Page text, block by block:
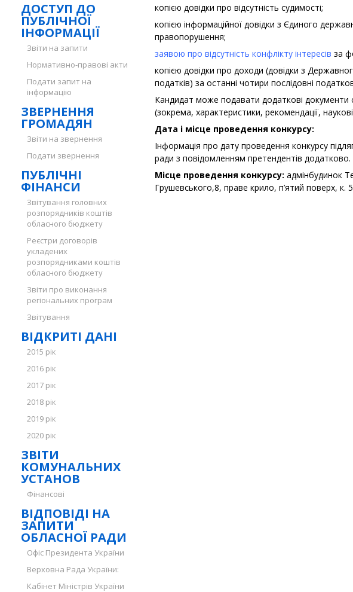
ДОСТУП ДО
ПУБЛІЧНОЇ
ІНФОРМАЦІЇ
Звіти на запити
Нормативно-правові акти
Подати запит на
інформацію
ЗВЕРНЕННЯ
ГРОМАДЯН
Звіти на звернення
Подати звернення
ПУБЛІЧНІ
ФІНАНСИ
Звітування головних
розпорядників коштів
обласного бюджету
Реєстри договорів
укладених
розпорядниками коштів
обласного бюджету
Звіти про виконання
регіональних програм
Звітування
ВІДКРИТІ ДАНІ
2015 рік
2016 рік
2017 рік
2018 рік
2019 рік
2020 рік
ЗВІТИ
КОМУНАЛЬНИХ
УСТАНОВ
Фінансові
ВІДПОВІДІ НА
ЗАПИТИ
ОБЛАСНОЇ РАДИ
Офіс Президента України
Верховна Рада України:
Кабінет Міністрів України
копією довідки про відсутність судимості;
копією інформаційної довідки з Єдиного
правопорушення;
заявою про відсутність конфлікту інтересів за
копією довідки про доходи (довідки з
податків) за останні чотири послідовні
Кандидат може подавати додаткові документи
(зокрема, характеристики, рекомендації, наукові
Дата і місце проведення конкурсу:
Інформація про дату проведення конкурсу
ради з повідомленням претендентів додатково.
Місце проведення конкурсу: адмінбудинок
Грушевського,8, праве крило, п’ятий поверх, к.